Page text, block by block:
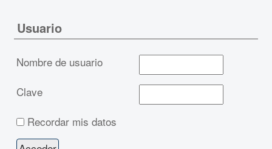
Usuario
Nombre de usuario
Clave
Recordar mis datos